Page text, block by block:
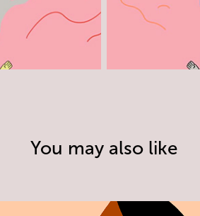
You may also like